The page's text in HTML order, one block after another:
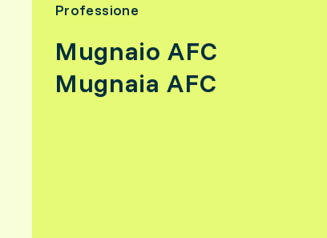
Professione
Mugnaio AFC
Mugnaia AFC